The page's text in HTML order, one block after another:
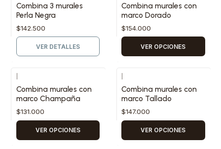
Combina 3 murales
Perla Negra
$142.500
VER DETALLES
Combina murales con
marco Dorado
$154.000
VER OPCIONES
Combina murales con
marco Champaña
$131.000
VER OPCIONES
Combina murales con
marco Tallado
$147.000
VER OPCIONES